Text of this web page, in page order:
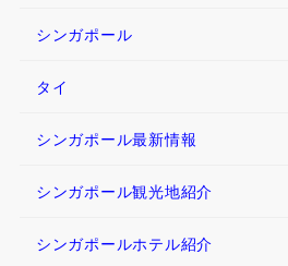
シンガポール
タイ
シンガポール最新情報
シンガポール観光地紹介
シンガポールホテル紹介